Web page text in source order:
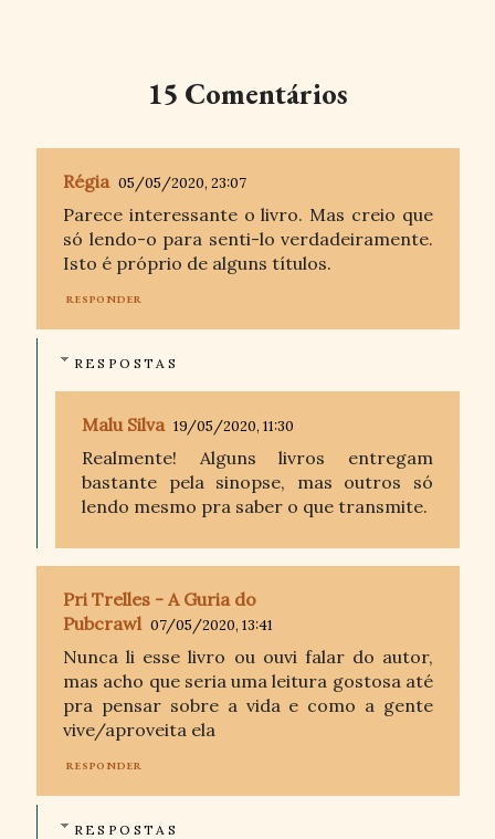
15 Comentários
Régia 05/05/2020, 23:07
Parece interessante o livro. Mas creio que
só lendo-o para senti-lo verdadeiramente.
Isto é próprio de alguns títulos.
RESPONDER
RESPOSTAS
Malu Silva 19/05/2020, 11:30
Realmente! Alguns livros entregam
bastante pela sinopse, mas outros só
lendo mesmo pra saber o que transmite.
Pri Trelles - A Guria do
Pubcrawl 07/05/2020, 13:41
Nunca li esse livro ou ouvi falar do autor,
mas acho que seria uma leitura gostosa até
pra pensar sobre a vida e como a gente
vive/aproveita ela
RESPONDER
RESPOSTAS